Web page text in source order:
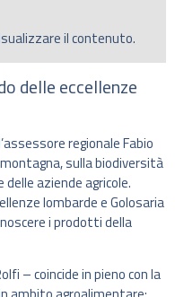
il contenuto.
delle eccellenze
regionale Fabio
sulla biodiversità
aziende agricole.
lombarde e Golosaria
i prodotti della
– coincide in pieno con la